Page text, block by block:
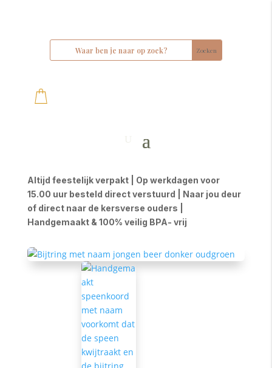
Altijd feestelijk verpakt | Op werkdagen voor
15.00 uur besteld direct verstuurd | Naar jou deur
of direct naar de kersverse ouders |
Handgemaakt & 100% veilig BPA- vrij